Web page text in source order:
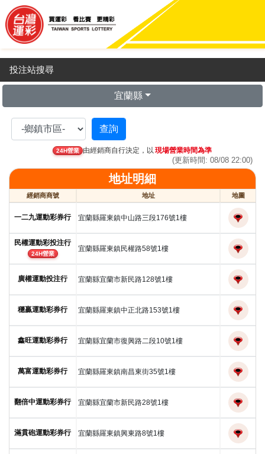
投注站搜尋
宜蘭縣
24H營業 由經銷商自行決定，以 現場營業時間為準
(更新時間: 08/08 22:00)
地址明細
經銷商商號 地址 地圖
一二九運動彩券行 宜蘭縣羅東鎮中山路三段176號1樓
民權運動彩投注行
24H營業
宜蘭縣羅東鎮民權路58號1樓
廣權運動投注行 宜蘭縣宜蘭市新民路128號1樓
穩贏運動彩券行 宜蘭縣羅東鎮中正北路153號1樓
鑫旺運動彩券行 宜蘭縣宜蘭市復興路二段10號1樓
萬富運動彩券行 宜蘭縣羅東鎮南昌東街35號1樓
翻倍中運動彩券行 宜蘭縣宜蘭市新民路28號1樓
滿貫砲運動彩券行 宜蘭縣羅東鎮興東路8號1樓